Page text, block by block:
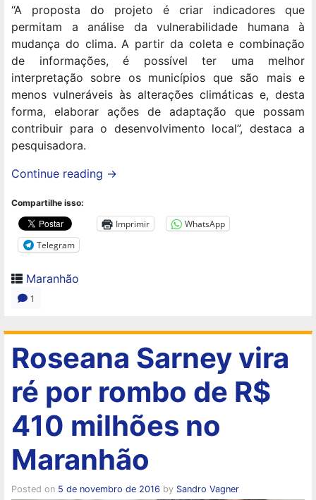
“A proposta do projeto é criar indicadores que
permitam a análise da vulnerabilidade humana à
mudança do clima. A partir da coleta e combinação
de informações, é possível ter uma melhor
interpretação sobre os municípios que são mais e
menos vulneráveis às alterações climáticas e, desta
forma, elaborar ações de adaptação que possam
contribuir para o desenvolvimento local”, destaca a
pesquisadora.
Continue reading →
Compartilhe isso:
Imprimir
WhatsApp
Telegram
Maranhão
1
Roseana Sarney vira
ré por rombo de R$
410 milhões no
Maranhão
Posted on 5 de novembro de 2016 by Sandro Vagner